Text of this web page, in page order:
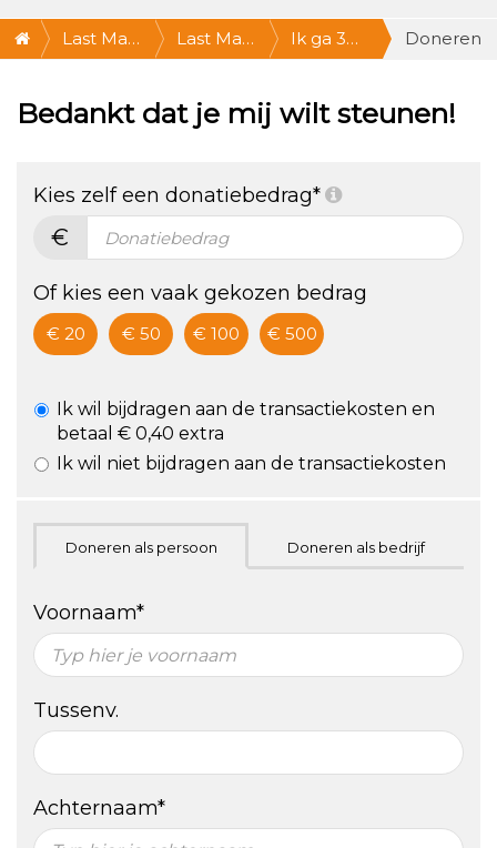
Last Man
2021
Last Man
@Nijmegen
OKT, 12-
15 uur *
mee!
Ik ga 3
ergens
staan!
Doneren
Bedankt dat je mij wilt steunen!
Kies zelf een donatiebedrag*
€
Of kies een vaak gekozen bedrag
€ 20 € 50 € 100 € 500
Ik wil bijdragen aan de transactiekosten en
betaal € 0,40 extra
Ik wil niet bijdragen aan de transactiekosten
Doneren als persoon Doneren als bedrijf
Voornaam*
Tussenv.
Achternaam*